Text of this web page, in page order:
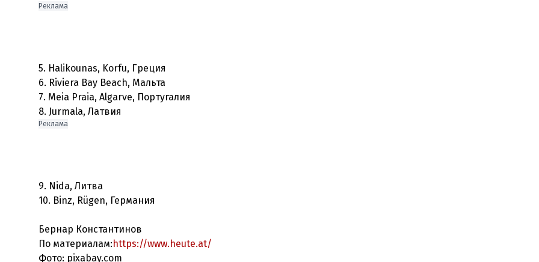
Реклама
5. Halikounas, Korfu, Греция
6. Riviera Bay Beach, Мальта
7. Meia Praia, Algarve, Португалия
8. Jurmala, Латвия
Реклама
9. Nida, Литва
10. Binz, Rügen, Германия
Бернар Константинов
По материалам:https://www.heute.at/
Фото: pixabay.com